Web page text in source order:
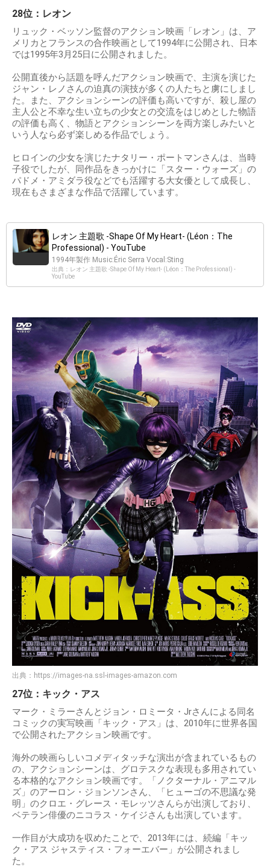
28位：レオン
リュック・ベッソン監督のアクション映画「レオン」は、ア
メリカとフランスの合作映画として1994年に公開され、日本
では1995年3月25日に公開されました。
公開直後から話題を呼んだアクション映画で、主演を演じた
ジャン・レノさんの迫真の演技が多くの人たちと虜にしまし
た。また、アクションシーンの評価も高いですが、殺し屋の
主人公と不幸な生い立ちの少女との交流をはじめとした物語
の評価も高く、物語とアクションシーンを両方楽しみたいと
いう人なら必ず楽しめる作品でしょう。
ヒロインの少女を演じたナタリー・ポートマンさんは、当時
子役でしたが、同作品をきっかけに「スター・ウォーズ」の
パドメ・アミダラ役などでも活躍する大女優として成長し、
現在もさまざまな作品で活躍しています。
レオン 主題歌 -Shape Of My Heart- (Léon：The
Professional) - YouTube
1994年製作 Music:Éric Serra Vocal:Sting
出典：レオン 主題歌 -Shape Of My Heart- (Léon：The Professional) -
YouTube
出典： https://images-na.ssl-images-amazon.com
27位：キック・アス
マーク・ミラーさんとジョン・ロミータ・Jrさんによる同名
コミックの実写映画「キック・アス」は、2010年に世界各国
で公開されたアクション映画です。
海外の映画らしいコメディタッチな演出が含まれているもの
の、アクションシーンは、グロテスクな表現も多用されてい
る本格的なアクション映画です。「ノクターナル・アニマル
ズ」のアーロン・ジョンソンさん、「ヒューゴの不思議な発
明」のクロエ・グレース・モレッツさんらが出演しており、
ベテラン俳優のニコラス・ケイジさんも出演しています。
一作目が大成功を収めたことで、2013年には、続編「キッ
ク・アス ジャスティス・フォーエバー」が公開されまし
た。